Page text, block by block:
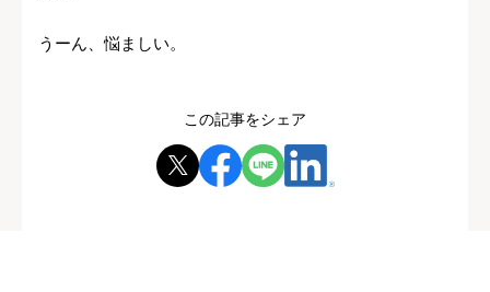
うーん、悩ましい。
この記事をシェア